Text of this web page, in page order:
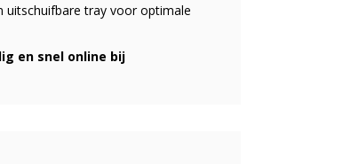
uitschuifbare tray voor optimale
en snel online bij